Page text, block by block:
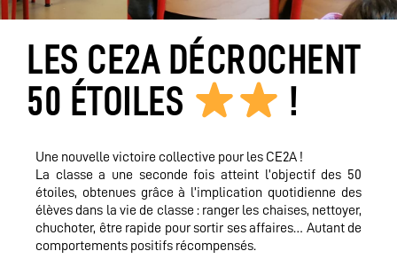
LES CE2A DÉCROCHENT
50 ÉTOILES
!
Une nouvelle victoire collective pour les CE2A !
La classe a une seconde fois atteint l’objectif des 50
étoiles, obtenues grâce à l’implication quotidienne des
élèves dans la vie de classe : ranger les chaises, nettoyer,
chuchoter, être rapide pour sortir ses affaires… Autant de
comportements positifs récompensés.